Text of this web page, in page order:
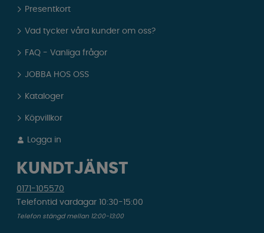
Presentkort
Vad tycker våra kunder om oss?
FAQ - Vanliga frågor
JOBBA HOS OSS
Kataloger
Köpvillkor
Logga in
KUNDTJÄNST
0171-105570
Telefontid vardagar 10:30-15:00
Telefon stängd mellan 12:00-13:00